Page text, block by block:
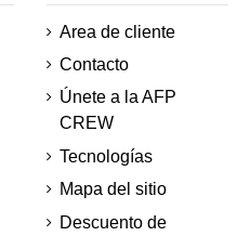
Area de cliente
Contacto
Únete a la AFP
CREW
Tecnologías
Mapa del sitio
Descuento de